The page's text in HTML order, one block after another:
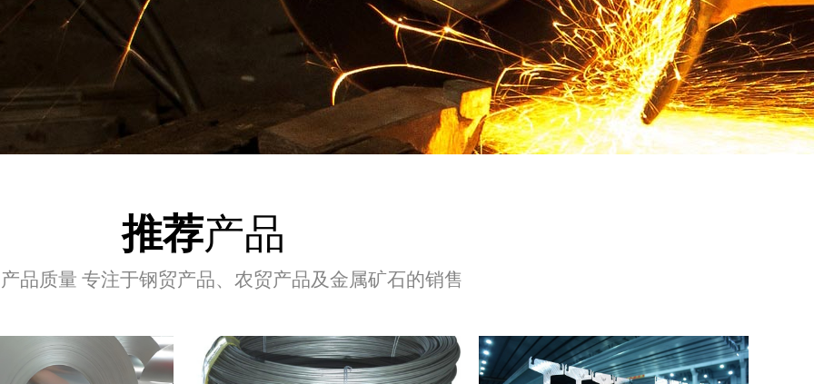
推荐产品
品质量 专注于钢贸产品、农贸产品及金属矿石的销售
查看详情+ 饲料粉 查看详情+ 家电专用钢（镀锌铝） 查看详情+